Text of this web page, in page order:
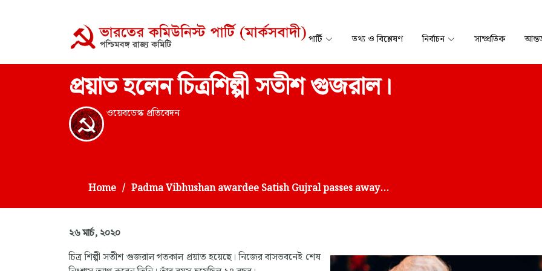
পার্টি তথ্য ও বিশ্লেষণ নির্বাচন সাম্প্রতিক
প্রয়াত হলেন চিত্রশিল্পী সতীশ গুজরাল।
ওয়েবডেস্ক প্রতিবেদন
Home Padma Vibhushan awardee Satish Gujral passes away...
২৬ মার্চ, ২০২০
চিত্র শিল্পী সতীশ গুজরাল গতকাল প্রয়াত হয়েছে। নিজের বাসভবনেই শেষ